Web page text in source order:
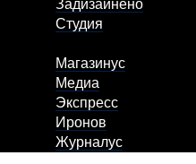
Задизайнено
Студия
Магазинус
Медиа
Экспресс
Иронов
Журналус